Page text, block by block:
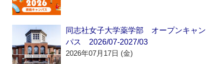
同志社女子大学薬学部 オープンキャン
パス 2026/07-2027/03
2026年07月17日 (金)